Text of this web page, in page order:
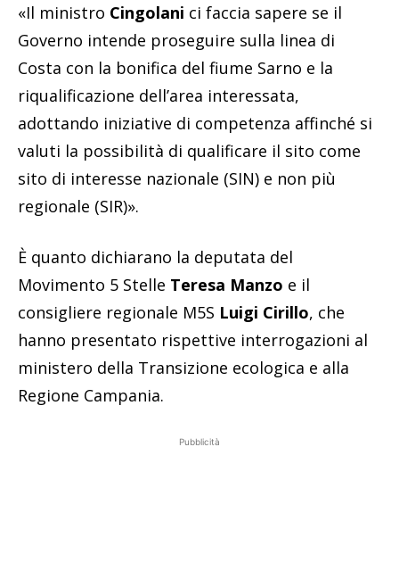
«Il ministro Cingolani ci faccia sapere se il
Governo intende proseguire sulla linea di
Costa con la bonifica del fiume Sarno e la
riqualificazione dell’area interessata,
adottando iniziative di competenza affinché si
valuti la possibilità di qualificare il sito come
sito di interesse nazionale (SIN) e non più
regionale (SIR)».
È quanto dichiarano la deputata del
Movimento 5 Stelle Teresa Manzo e il
consigliere regionale M5S Luigi Cirillo, che
hanno presentato rispettive interrogazioni al
ministero della Transizione ecologica e alla
Regione Campania.
Pubblicità